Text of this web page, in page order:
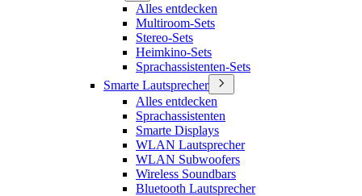
Alles entdecken
Multiroom-Sets
Stereo-Sets
Heimkino-Sets
Sprachassistenten-Sets
Smarte Lautsprecher
Alles entdecken
Sprachassistenten
Smarte Displays
WLAN Lautsprecher
WLAN Subwoofers
Wireless Soundbars
Bluetooth Lautsprecher